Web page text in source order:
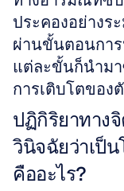
ประคองอย่างร
ผ่านขั้นตอนกา
แต่ละขั้นก็นำม
การเติบโตของตั
ปฏิกิริยาทาง
วินิจฉัยว่าเป็
คืออะไร?